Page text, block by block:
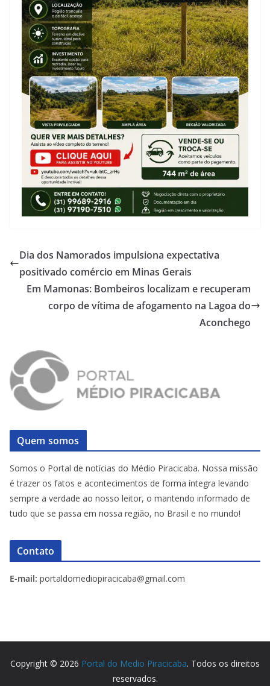
Dia dos Namorados impulsiona expectativa
positivado comércio em Minas Gerais
Em Mamonas: Bombeiros localizam e recuperam
corpo de vítima de afogamento na Lagoa do
Aconchego
Quem somos
Somos o Portal de notícias do Médio Piracicaba. Nossa missão
é trazer os fatos e acontecimentos de forma íntegra levando
sempre a verdade ao nosso leitor, o mantendo informado de
tudo que se passa em nossa região, no Brasil e no mundo!
Contato
E-mail: portaldomediopiracicaba@gmail.com
Copyright © 2026 Portal do Medio Piracicaba. Todos os direitos
reservados.